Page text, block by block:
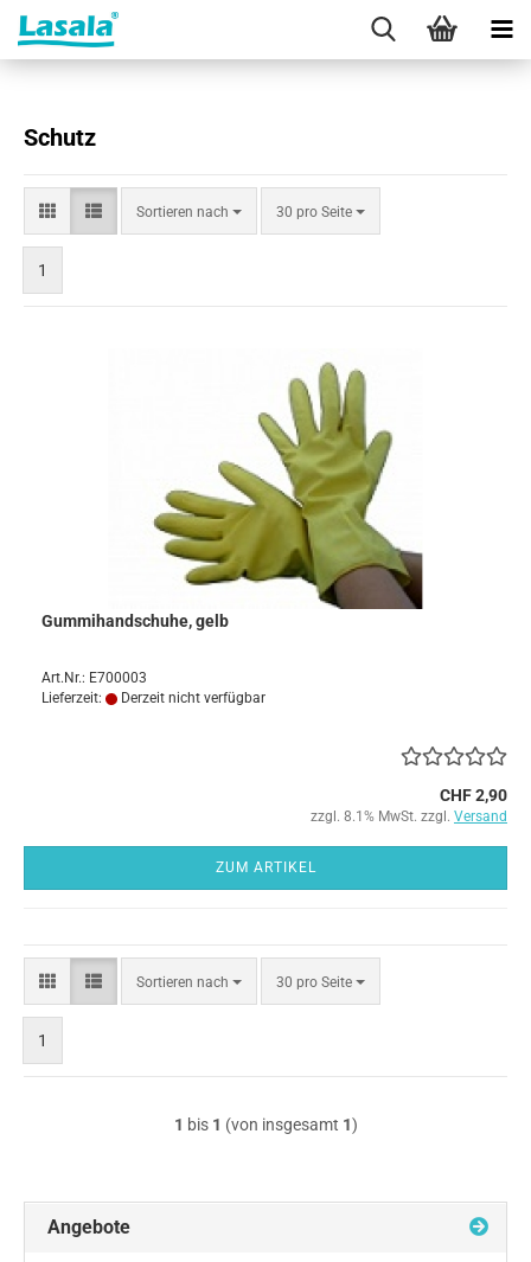
Schutz
Sortieren nach
Sortieren
nach
30 pro Seite
pro Seite
1
Gummihandschuhe, gelb
Art.Nr.: E700003
Lieferzeit:
Derzeit nicht verfügbar
CHF 2,90
zzgl. 8.1% MwSt. zzgl. Versand
ZUM ARTIKEL
Sortieren nach
Sortieren
nach
30 pro Seite
pro Seite
1
1 bis 1 (von insgesamt 1)
Angebote